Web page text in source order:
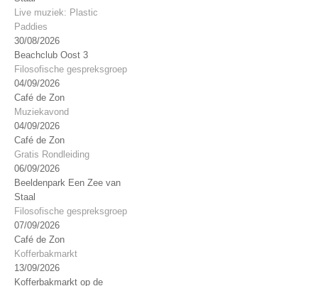
Live muziek: Plastic
Paddies
30/08/2026
Beachclub Oost 3
Filosofische gespreksgroep
04/09/2026
Café de Zon
Muziekavond
04/09/2026
Café de Zon
Gratis Rondleiding
06/09/2026
Beeldenpark Een Zee van
Staal
Filosofische gespreksgroep
07/09/2026
Café de Zon
Kofferbakmarkt
13/09/2026
Kofferbakmarkt op de